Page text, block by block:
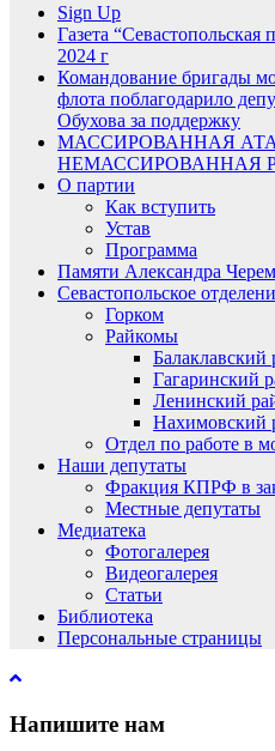
Sign Up
Газета
2024 г
Командование бригады
флота поблагодарило
Обухова за поддержку
МАССИРОВАННАЯ
НЕМАССИРОВАННАЯ
О партии
Как вступить
Устав
Программа
Памяти Александра
Севастопольское
Горком
Райкомы
Гагаринский
Ленинский
Отдел по работе в
Наши депутаты
Фракция КПРФ в
Местные депутаты
Медиатека
Фотогалерея
Видеогалерея
Статьи
Библиотека
Персональные страницы
Напишите нам